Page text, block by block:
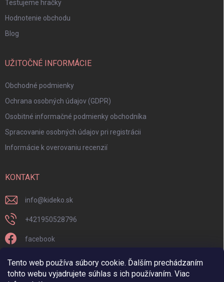
Tento web používa súbory cookie. Ďalším prechádzaním
tohto webu vyjadrujete súhlas s ich používaním. Viac
Testujeme hračky
Hodnotenie obchodu
Blog
UŽITOČNÉ INFORMÁCIE
Obchodné podmienky
Ochrana osobných údajov (GDPR)
Osobitné informačné podmienky obchodníka
Spracovanie osobných údajov pri registrácii
Informácie k overovaniu recenzií
KONTAKT
info@kideko.sk
+421950528796
facebook
kideko.sk/